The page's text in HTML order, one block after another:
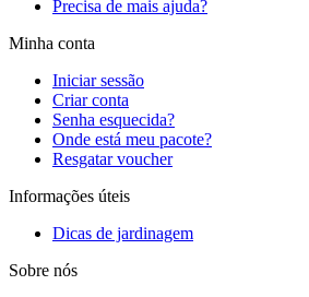
Precisa de mais ajuda?
Minha conta
Iniciar sessão
Criar conta
Senha esquecida?
Onde está meu pacote?
Resgatar voucher
Informações úteis
Dicas de jardinagem
Sobre nós